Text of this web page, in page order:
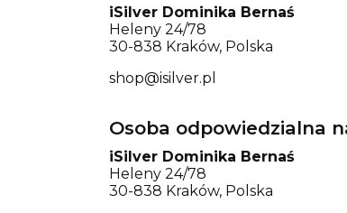
iSilver Dominika Bernaś
Heleny 24/78
30-838 Kraków, Polska
shop@isilver.pl
Osoba odpowiedzialna
iSilver Dominika Bernaś
Heleny 24/78
30-838 Kraków, Polska